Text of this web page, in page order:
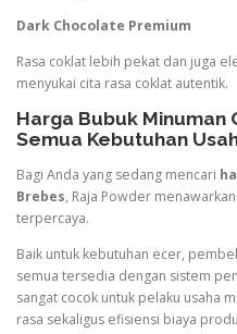
Dark Chocolate Premium
Rasa coklat lebih pekat dan juga
menyukai cita rasa coklat autentik.
Harga Bubuk
Semua Kebutuhan
Bagi Anda yang sedang mencari
Brebes, Raja Powder
terpercaya.
Baik untuk kebutuhan ecer,
semua tersedia dengan sistem
sangat cocok untuk pelaku usaha
rasa sekaligus efisiensi biaya